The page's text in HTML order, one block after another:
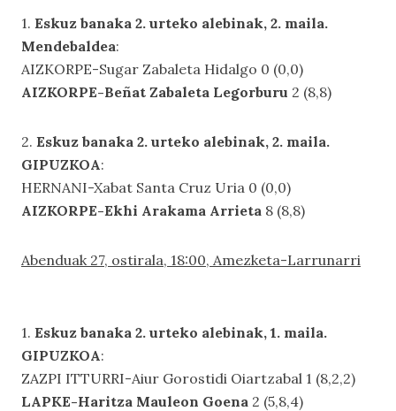
1. Eskuz banaka 2. urteko alebinak, 2. maila.
Mendebaldea:
AIZKORPE-Sugar Zabaleta Hidalgo 0 (0,0)
AIZKORPE-Beñat Zabaleta Legorburu 2 (8,8)
2. Eskuz banaka 2. urteko alebinak, 2. maila.
GIPUZKOA:
HERNANI-Xabat Santa Cruz Uria 0 (0,0)
AIZKORPE-Ekhi Arakama Arrieta 8 (8,8)
Abenduak 27, ostirala, 18:00, Amezketa-Larrunarri
1. Eskuz banaka 2. urteko alebinak, 1. maila.
GIPUZKOA:
ZAZPI ITTURRI-Aiur Gorostidi Oiartzabal 1 (8,2,2)
LAPKE-Haritza Mauleon Goena 2 (5,8,4)